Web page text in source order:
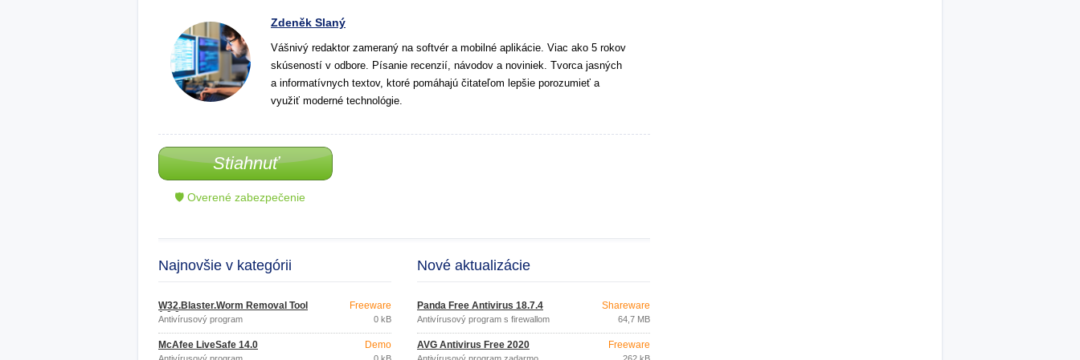
Zdeněk Slaný
Vášnivý redaktor zameraný na softvér a mobilné aplikácie. Viac ako 5 rokov
skúseností v odbore. Písanie recenzií, návodov a noviniek. Tvorca jasných
a informatívnych textov, ktoré pomáhajú čitateľom lepšie porozumieť a
využiť moderné technológie.
Stiahnuť
🛡 Overené zabezpečenie
Najnovšie v kategórii
W32.Blaster.Worm Removal Tool
1.0.0
Antivírusový program
Freeware
0 kB
McAfee LiveSafe 14.0 Demo
Nové aktualizácie
Panda Free Antivirus 18.7.4
Antivírusový program s firewallom
Shareware
64,7 MB
AVG Antivirus Free 2020 Freeware